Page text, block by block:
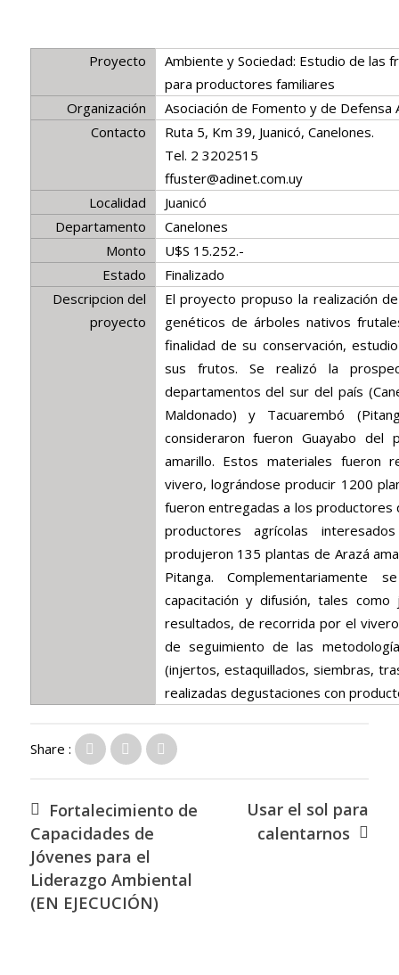
Proyecto
Ambiente y Sociedad: Estudio de las
para productores familiares
Organización
Asociación de Fomento y de Defensa
Contacto
Ruta 5, Km 39, Juanicó, Canelones.
Tel. 2 3202515
ffuster@adinet.com.uy
Localidad
Juanicó
Departamento
Canelones
Monto
U$S 15.252.-
Estado
Finalizado
Descripcion del
proyecto
El proyecto propuso la realización
genéticos de árboles nativos
finalidad de su conservación,
sus frutos. Se realizó la
departamentos del sur del país
Maldonado) y Tacuarembó
consideraron fueron Guayabo
amarillo. Estos materiales fueron
vivero, lográndose producir 1200
fueron entregadas a los
productores agrícolas
produjeron 135 plantas de Arazá
Pitanga. Complementariamente
capacitación y difusión, tales
resultados, de recorrida por el
de seguimiento de las
(injertos, estaquillados, siembras,
realizadas degustaciones con
Share :
Fortalecimiento de
Capacidades de
Jóvenes para el
Liderazgo Ambiental
(EN EJECUCIÓN)
Usar el sol para
calentarnos